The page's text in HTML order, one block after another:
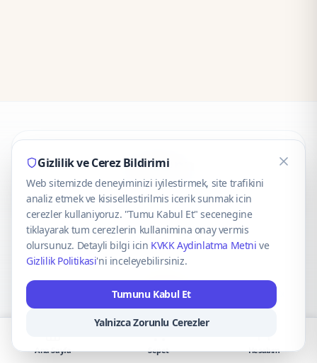
CaseOnn
© 2025 CaseOnn. Tüm hakları saklıdır.
VISA Mastercard
Gizlilik ve Cerez Bildirimi
Web sitemizde deneyiminizi iyilestirmek, site trafikini
analiz etmek ve kisisellestirilmis icerik sunmak icin
cerezler kullaniyoruz. "Tumu Kabul Et" secenegine
tiklayarak tum cerezlerin kullanimina onay vermis
olursunuz. Detayli bilgi icin KVKK Aydinlatma Metni ve
Gizlilik Politikasi'ni inceleyebilirsiniz.
Tumunu Kabul Et
Yalnizca Zorunlu Cerezler
Ana Sayfa Sepet Hesabım